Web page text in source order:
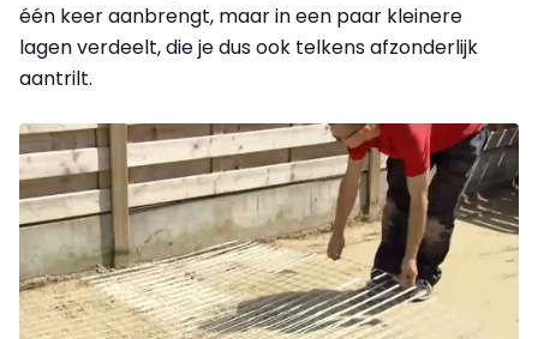
één keer aanbrengt, maar in een paar kleinere
lagen verdeelt, die je dus ook telkens afzonderlijk
aantrilt.